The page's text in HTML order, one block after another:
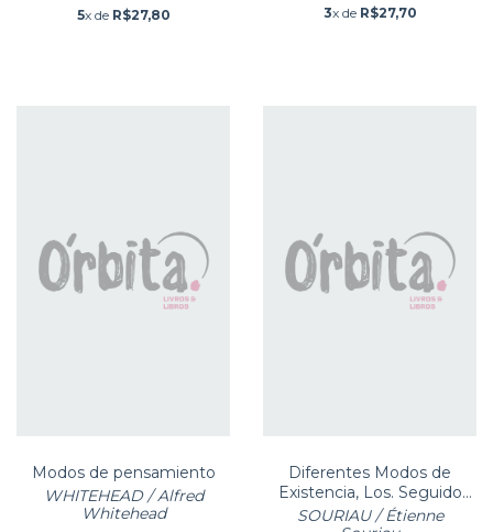
5x de R$27,80
3x de R$27,70
Modos de pensamiento
WHITEHEAD / Alfred
Whitehead
Diferentes Modos de
Existencia, Los. Seguido
por Del Modo de
SOURIAU / Étienne